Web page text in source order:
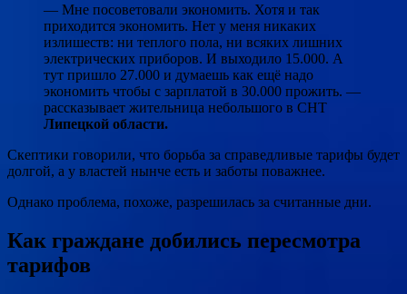
— Мне посоветовали экономить. Хотя и так
приходится экономить. Нет у меня никаких
излишеств: ни теплого пола, ни всяких лишних
электрических приборов. И выходило 15.000. А
тут пришло 27.000 и думаешь как ещё надо
экономить чтобы с зарплатой в 30.000 прожить. —
рассказывает жительница небольшого в СНТ
Липецкой области.
Скептики говорили, что борьба за справедливые тарифы будет
долгой, а у властей нынче есть и заботы поважнее.
Однако проблема, похоже, разрешилась за считанные дни.
Как граждане добились пересмотра
тарифов